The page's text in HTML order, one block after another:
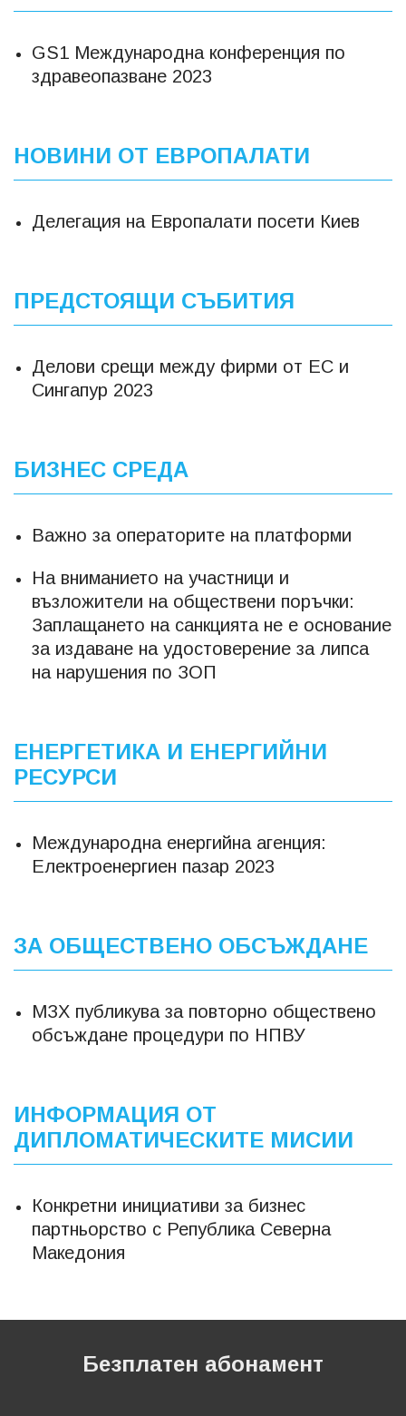
GS1 Международна конференция по
здравеопазване 2023
НОВИНИ ОТ ЕВРОПАЛАТИ
Делегация на Европалати посети Киев
ПРЕДСТОЯЩИ СЪБИТИЯ
Делови срещи между фирми от ЕС и
Сингапур 2023
БИЗНЕС СРЕДА
Важно за операторите на платформи
На вниманието на участници и
възложители на обществени поръчки:
Заплащането на санкцията не е основание
за издаване на удостоверение за липса
на нарушения по ЗОП
ЕНЕРГЕТИКА И ЕНЕРГИЙНИ
РЕСУРСИ
Международна енергийна агенция:
Електроенергиен пазар 2023
ЗА ОБЩЕСТВЕНО ОБСЪЖДАНЕ
МЗХ публикува за повторно обществено
обсъждане процедури по НПВУ
ИНФОРМАЦИЯ ОТ
ДИПЛОМАТИЧЕСКИТЕ МИСИИ
Конкретни инициативи за бизнес
партньорство с Република Северна
Македония
Безплатен абонамент